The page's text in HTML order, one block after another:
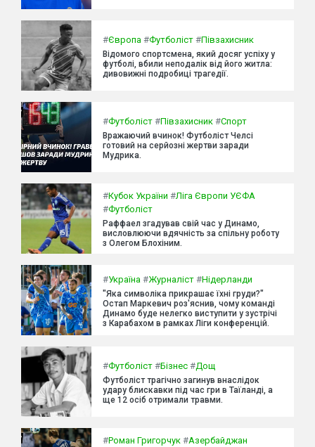
#Європа #Футболіст #Півзахисник
Відомого спортсмена, який досяг успіху у
футболі, вбили неподалік від його житла:
дивовижні подробиці трагедії.
#Футболіст #Півзахисник #Спорт
Вражаючий вчинок! Футболіст Челсі
готовий на серйозні жертви заради
Мудрика.
#Кубок України #Ліга Європи УЄФА
#Футболіст
Раффаел згадував свій час у Динамо,
висловлюючи вдячність за спільну роботу
з Олегом Блохіним.
#Україна #Журналіст #Нідерланди
"Яка символіка прикрашає їхні груди?"
Остап Маркевич роз'яснив, чому команді
Динамо буде нелегко виступити у зустрічі
з Карабахом в рамках Ліги конференцій.
#Футболіст #Бізнес #Дощ
Футболіст трагічно загинув внаслідок
удару блискавки під час гри в Таїланді, а
ще 12 осіб отримали травми.
#Роман Григорчук #Азербайджан